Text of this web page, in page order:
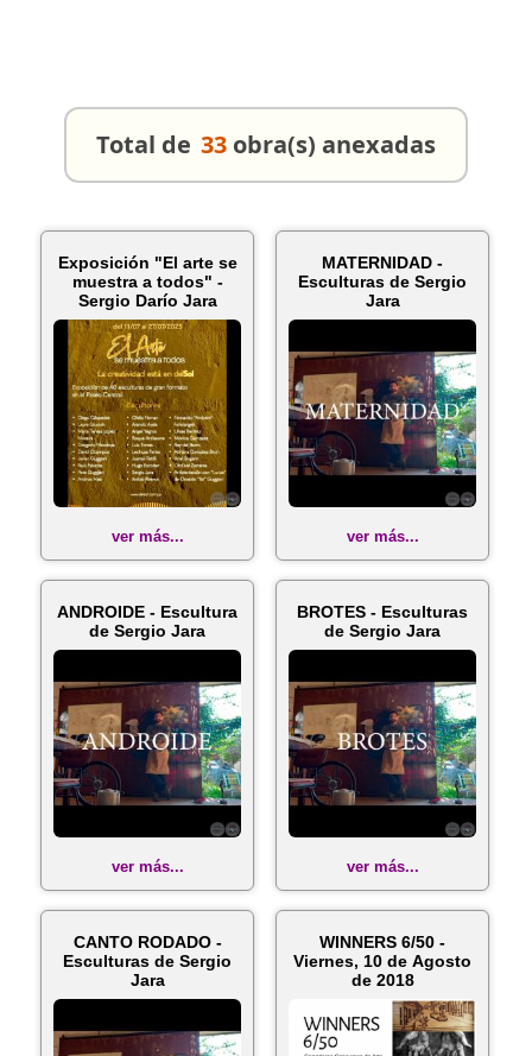
Total de 33 obra(s) anexadas
Exposición "El arte se
muestra a todos" -
Sergio Darío Jara
ver más...
MATERNIDAD -
Esculturas de Sergio
Jara
ver más...
ANDROIDE - Escultura
de Sergio Jara
ver más...
BROTES - Esculturas
de Sergio Jara
ver más...
CANTO RODADO -
Esculturas de Sergio
Jara
WINNERS 6/50 -
Viernes, 10 de Agosto
de 2018